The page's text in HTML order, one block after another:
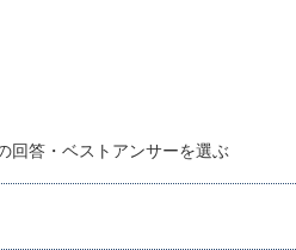
回答・ベストアンサーを選ぶ